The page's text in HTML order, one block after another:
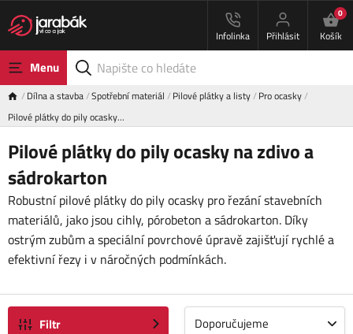
Infolinka Přihlásit
0
Košík
Menu
Dílna a stavba Spotřební materiál Pilové plátky a listy Pro ocasky
Pilové plátky do pily ocasky…
Pilové plátky do pily ocasky na zdivo a
sádrokarton
Robustní pilové plátky do pily ocasky pro řezání stavebních
materiálů, jako jsou cihly, pórobeton a sádrokarton. Díky
ostrým zubům a speciální povrchové úpravě zajišťují rychlé a
efektivní řezy i v náročných podmínkách.
Filtr Doporučujeme